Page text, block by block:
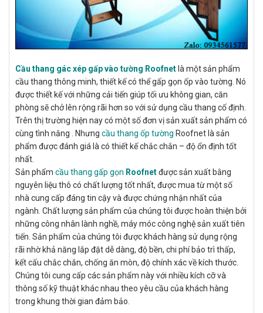
Cầu thang gác xép gấp vào tường Roofnet là một sản phẩm
cầu thang thông minh, thiết kế có thể gấp gọn ốp vào tường. Nó
được thiết kế với những cải tiến giúp tối ưu không gian, căn
phòng sẽ chở lên rộng rãi hơn so với sử dụng cầu thang cố định.
Trên thị trường hiện nay có một số đơn vị sản xuất sản phẩm có
cùng tình năng . Nhưng cầu thang ốp tường Roofnet là sản
phẩm được đánh giá là có thiết kế chắc chắn – độ ổn định tốt
nhất.
Sản phẩm cầu thang gấp gọn Roofnetđược sản xuất bằng
nguyên liệu thô có chất lượng tốt nhất, được mua từ một số
nhà cung cấp đáng tin cậy và được chứng nhận nhất của
ngành. Chất lượng sản phẩm của chúng tôi được hoàn thiện bởi
những công nhân lành nghề, máy móc công nghệ sản xuất tiên
tiến. Sản phẩm của chúng tôi được khách hàng sử dụng rộng
rãi nhờ khả năng lắp đặt dễ dàng, độ bền, chi phí bảo trì thấp,
kết cấu chắc chắn, chống ăn mòn, độ chính xác về kích thước.
Chúng tôi cung cấp các sản phẩm này với nhiều kích cỡ và
thông số kỹ thuật khác nhau theo yêu cầu của khách hàng
trong khung thời gian đảm bảo.